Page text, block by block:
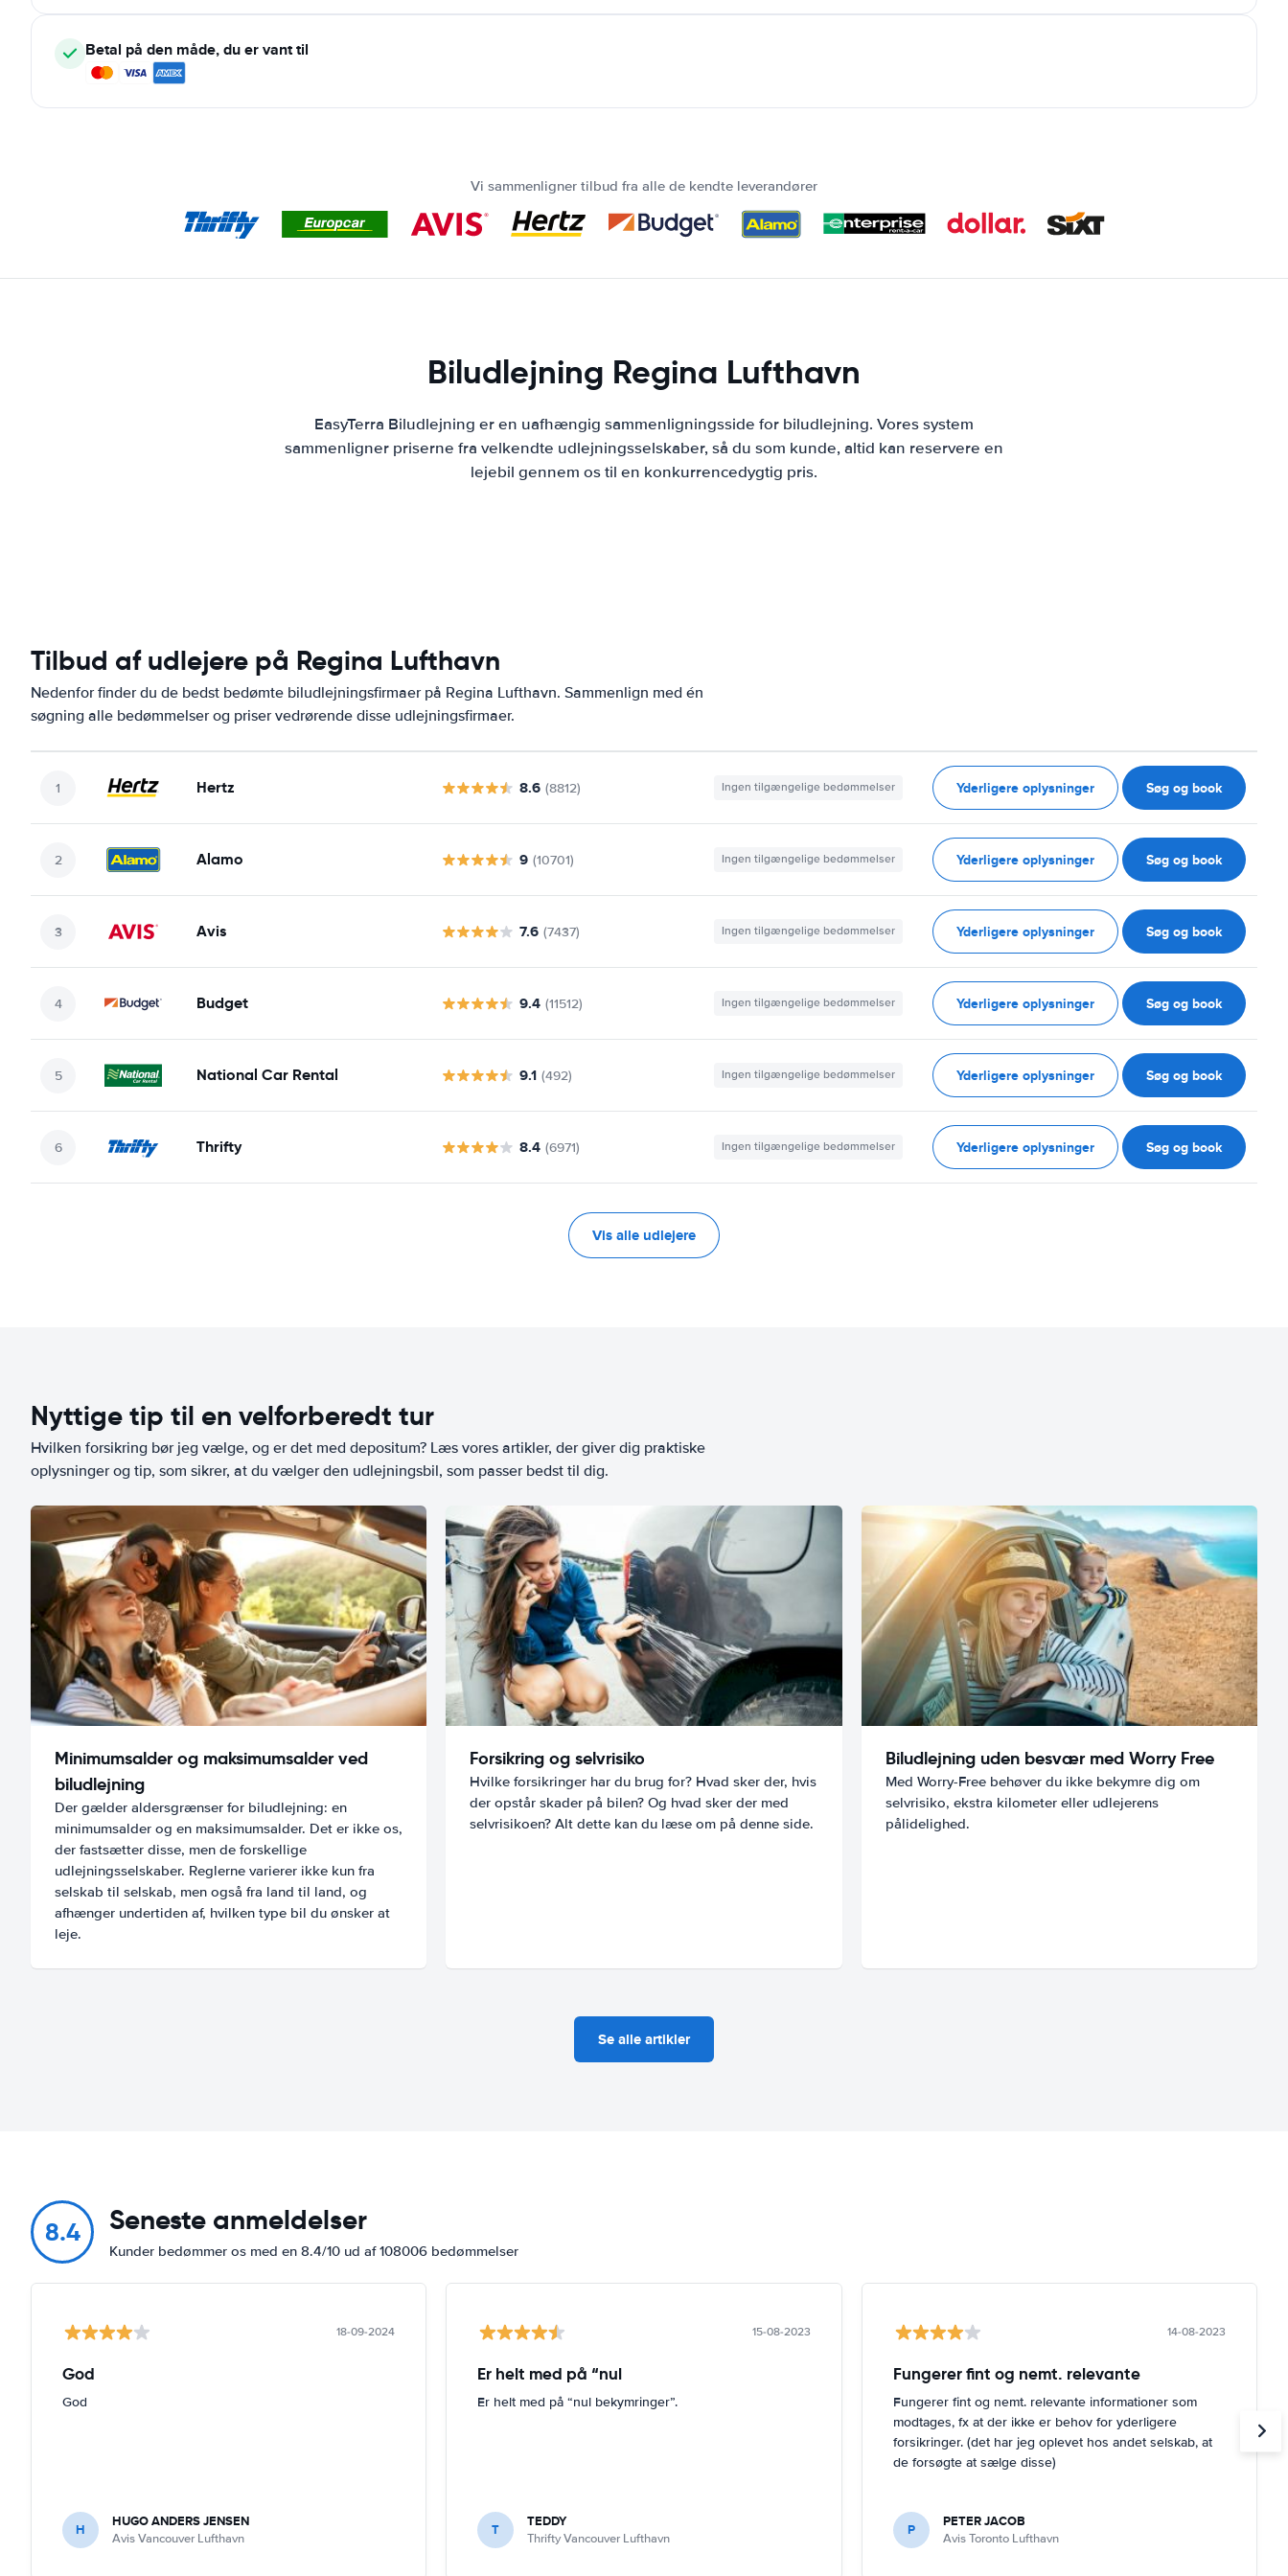
Betal på den måde, du er vant til
Vi sammenligner tilbud fra alle de kendte leverandører
Biludlejning Regina Lufthavn
EasyTerra Biludlejning er en uafhængig sammenligningsside for biludlejning. Vores system
sammenligner priserne fra velkendte udlejningsselskaber, så du som kunde, altid kan reservere en
lejebil gennem os til en konkurrencedygtig pris.
Tilbud af udlejere på Regina Lufthavn
Nedenfor finder du de bedst bedømte biludlejningsfirmaer på Regina Lufthavn. Sammenlign med én
søgning alle bedømmelser og priser vedrørende disse udlejningsfirmaer.
Hertz 8.6 (8812) Ingen tilgængelige bedømmelser Yderligere oplysninger Søg og book
Alamo 9 (10701) Ingen tilgængelige bedømmelser Yderligere oplysninger Søg og book
Avis 7.6 (7437) Ingen tilgængelige bedømmelser Yderligere oplysninger Søg og book
Budget 9.4 (11512) Ingen tilgængelige bedømmelser Yderligere oplysninger Søg og book
National Car Rental 9.1 (492) Ingen tilgængelige bedømmelser Yderligere oplysninger Søg og book
Thrifty 8.4 (6971) Ingen tilgængelige bedømmelser Yderligere oplysninger Søg og book
Vis alle udlejere
Nyttige tip til en velforberedt tur
Hvilken forsikring bør jeg vælge, og er det med depositum? Læs vores artikler, der giver dig praktiske
oplysninger og tip, som sikrer, at du vælger den udlejningsbil, som passer bedst til dig.
Minimumsalder og maksimumsalder ved
biludlejning
Der gælder aldersgrænser for biludlejning: en
minimumsalder og en maksimumsalder. Det er ikke os,
der fastsætter disse, men de forskellige
udlejningsselskaber. Reglerne varierer ikke kun fra
selskab til selskab, men også fra land til land, og
afhænger undertiden af, hvilken type bil du ønsker at
leje.
Forsikring og selvrisiko
Hvilke forsikringer har du brug for? Hvad sker der, hvis
der opstår skader på bilen? Og hvad sker der med
selvrisikoen? Alt dette kan du læse om på denne side.
Biludlejning uden besvær med Worry Free
Med Worry-Free behøver du ikke bekymre dig om
selvrisiko, ekstra kilometer eller udlejerens
pålidelighed.
Se alle artikler
8.4 Seneste anmeldelser
Kunder bedømmer os med en 8.4/10 ud af 108006 bedømmelser
18-09-2024
God
God
H HUGO ANDERS JENSEN
Avis Vancouver Lufthavn
15-08-2023
Er helt med på “nul
Er helt med på “nul bekymringer”.
T TEDDY
Thrifty Vancouver Lufthavn
14-08-2023
Fungerer fint og nemt. relevante
Fungerer fint og nemt. relevante informationer som
modtages, fx at der ikke er behov for yderligere
forsikringer. (det har jeg oplevet hos andet selskab, at
de forsøgte at sælge disse)
P PETER JACOB
Avis Toronto Lufthavn